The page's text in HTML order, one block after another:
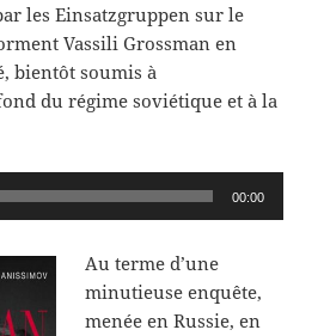
les Einsatzgruppen sur le
Vassili Grossman en
bientôt soumis à
du régime soviétique et à la
00:00
Au terme d’une
minutieuse enquête,
menée en Russie, en